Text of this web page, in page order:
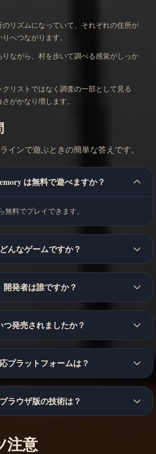
リズムになっていて、それぞれの住所が
へつながります。
ながら、村を歩いて調べる感覚がしっか
リストではなく調査の一部として見る
がかなり増します。
インで遊ぶときの簡単な答えです。
は無料で遊べますか？
無料でプレイできます。
どんなゲームですか？
開発者は誰ですか？
つ発売されましたか？
プラットフォームは？
ブラウザ版の技術は？
注意